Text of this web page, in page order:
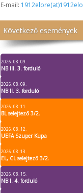
E-mail:
Következő események
2026. 08. 09.
NB III. 3. forduló
2026. 08. 09.
NB II. 3. forduló
2026. 08. 11.
BL selejtező 3/2.
2026. 08. 12.
UEFA Szuper Kupa
2026. 08. 13.
EL, CL selejtező 3/2.
2026. 08. 15.
NB I. 4. forduló